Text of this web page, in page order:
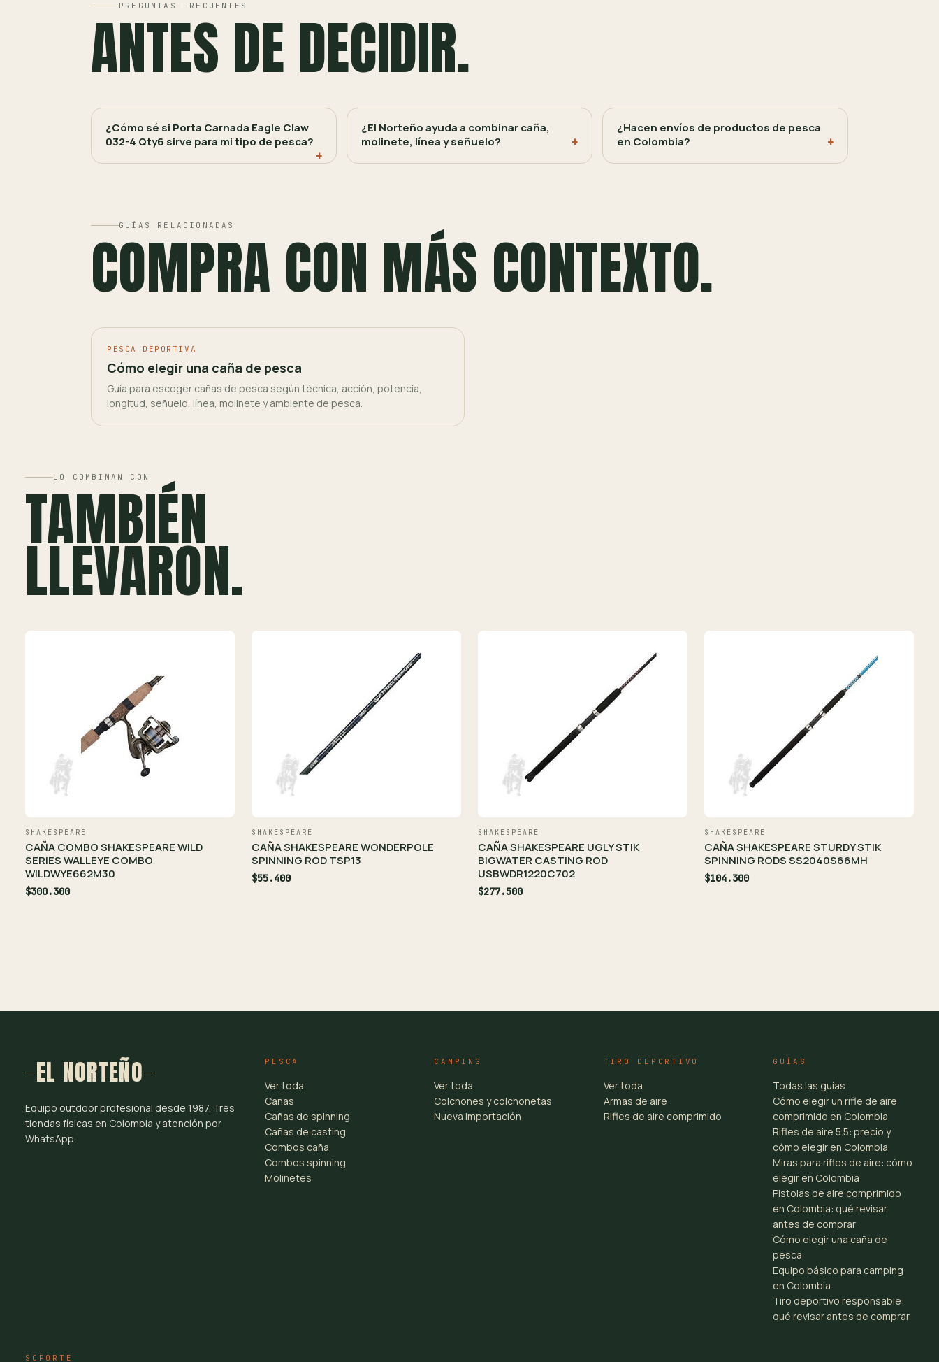
PREGUNTAS FRECUENTES
ANTES DE DECIDIR.
¿Cómo sé si Porta Carnada Eagle Claw
032-4 Qty6 sirve para mi tipo de pesca?
¿El Norteño ayuda a combinar caña,
molinete, línea y señuelo?
¿Hacen envíos de productos de pesca
en Colombia?
GUÍAS RELACIONADAS
COMPRA CON MÁS CONTEXTO.
PESCA DEPORTIVA
Cómo elegir una caña de pesca
Guía para escoger cañas de pesca según técnica, acción, potencia,
longitud, señuelo, línea, molinete y ambiente de pesca.
LO COMBINAN CON
TAMBIÉN
LLEVARON.
SHAKESPEARE
CAÑA COMBO SHAKESPEARE WILD
SERIES WALLEYE COMBO
WILDWYE662M30
$300.300
SHAKESPEARE
CAÑA SHAKESPEARE WONDERPOLE
SPINNING ROD TSP13
$55.400
SHAKESPEARE
CAÑA SHAKESPEARE UGLY STIK
BIGWATER CASTING ROD
USBWDR1220C702
$277.500
SHAKESPEARE
CAÑA SHAKESPEARE STURDY STIK
SPINNING RODS SS2040S66MH
$104.300
EL NORTEÑO
Equipo outdoor profesional desde 1987. Tres
tiendas físicas en Colombia y atención por
WhatsApp.
PESCA
Ver toda
Cañas
Cañas de spinning
Cañas de casting
Combos caña
Combos spinning
Molinetes
CAMPING
Ver toda
Colchones y colchonetas
Nueva importación
TIRO DEPORTIVO
Ver toda
Armas de aire
Rifles de aire comprimido
GUÍAS
Todas las guías
Cómo elegir un rifle de aire
comprimido en Colombia
Rifles de aire 5.5: precio y
cómo elegir en Colombia
Miras para rifles de aire: cómo
elegir en Colombia
Pistolas de aire comprimido
en Colombia: qué revisar
antes de comprar
Cómo elegir una caña de
pesca
Equipo básico para camping
en Colombia
Tiro deportivo responsable:
qué revisar antes de comprar
SOPORTE